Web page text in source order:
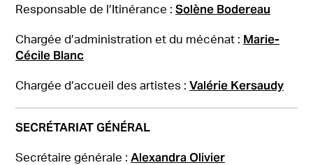
Responsable de l’Itinérance : Solène Bodereau
Chargée d’administration et du mécénat : Marie-
Cécile Blanc
Chargée d’accueil des artistes : Valérie Kersaudy
SECRÉTARIAT GÉNÉRAL
Secrétaire générale : Alexandra Olivier